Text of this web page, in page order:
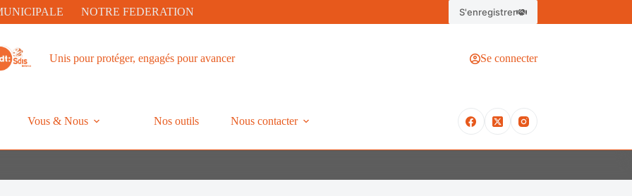
NOTRE FEDERATION S'enregistrer
Unis pour protéger, engagés pour avancer Se connecter
Vous & Nous Nos outils Nous contacter